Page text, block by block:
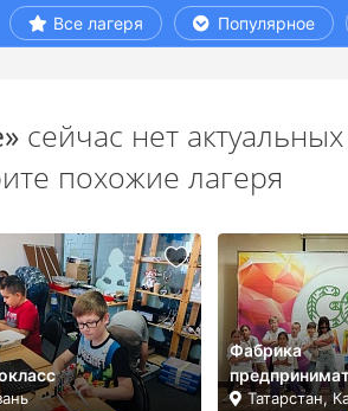
Все лагеря Популярное
сейчас нет
похожие лагеря
Фабрика
Татарстан,